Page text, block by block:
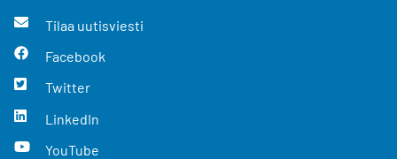
Tilaa uutisviesti
Facebook
Twitter
LinkedIn
YouTube